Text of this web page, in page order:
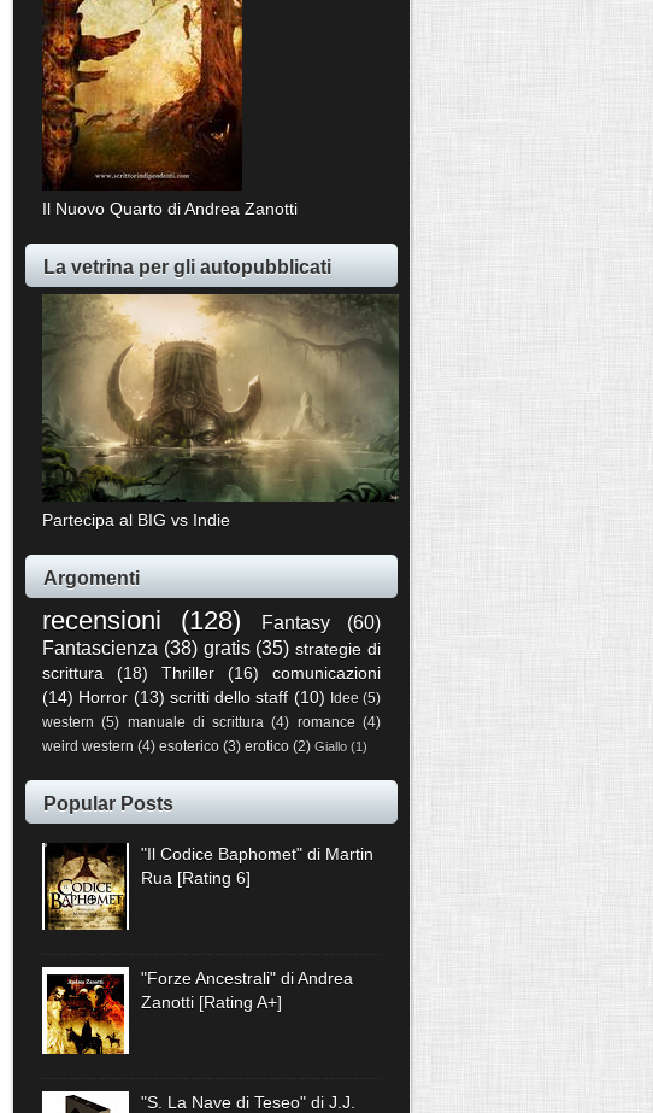
Il Nuovo Quarto di Andrea Zanotti
La vetrina per gli autopubblicati
Partecipa al BIG vs Indie
Argomenti
recensioni (128) Fantasy
(60)
Fantascienza (38) gratis (35) strategie di
scrittura
(18) Thriller (16)
comunicazioni
(14) Horror (13) scritti dello staff (10) Idee (5)
western (5) manuale di scrittura (4) romance (4)
weird western (4) esoterico (3) erotico (2) Giallo (1)
Popular Posts
"Il Codice Baphomet" di Martin
Rua [Rating 6]
"Forze Ancestrali" di Andrea
Zanotti [Rating A+]
"S. La Nave di Teseo" di J.J.